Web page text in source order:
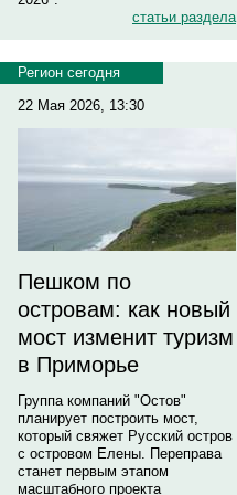
статьи раздела
Регион сегодня
22 Мая 2026, 13:30
Пешком по
островам: как новый
мост изменит туризм
в Приморье
Группа компаний "Остов"
планирует построить мост,
который свяжет Русский остров
с островом Елены. Переправа
станет первым этапом
масштабного проекта